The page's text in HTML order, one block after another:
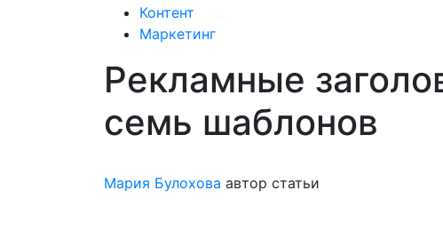
Контент
Маркетинг
Рекламные
семь шаблонов
Мария Булохова автор статьи